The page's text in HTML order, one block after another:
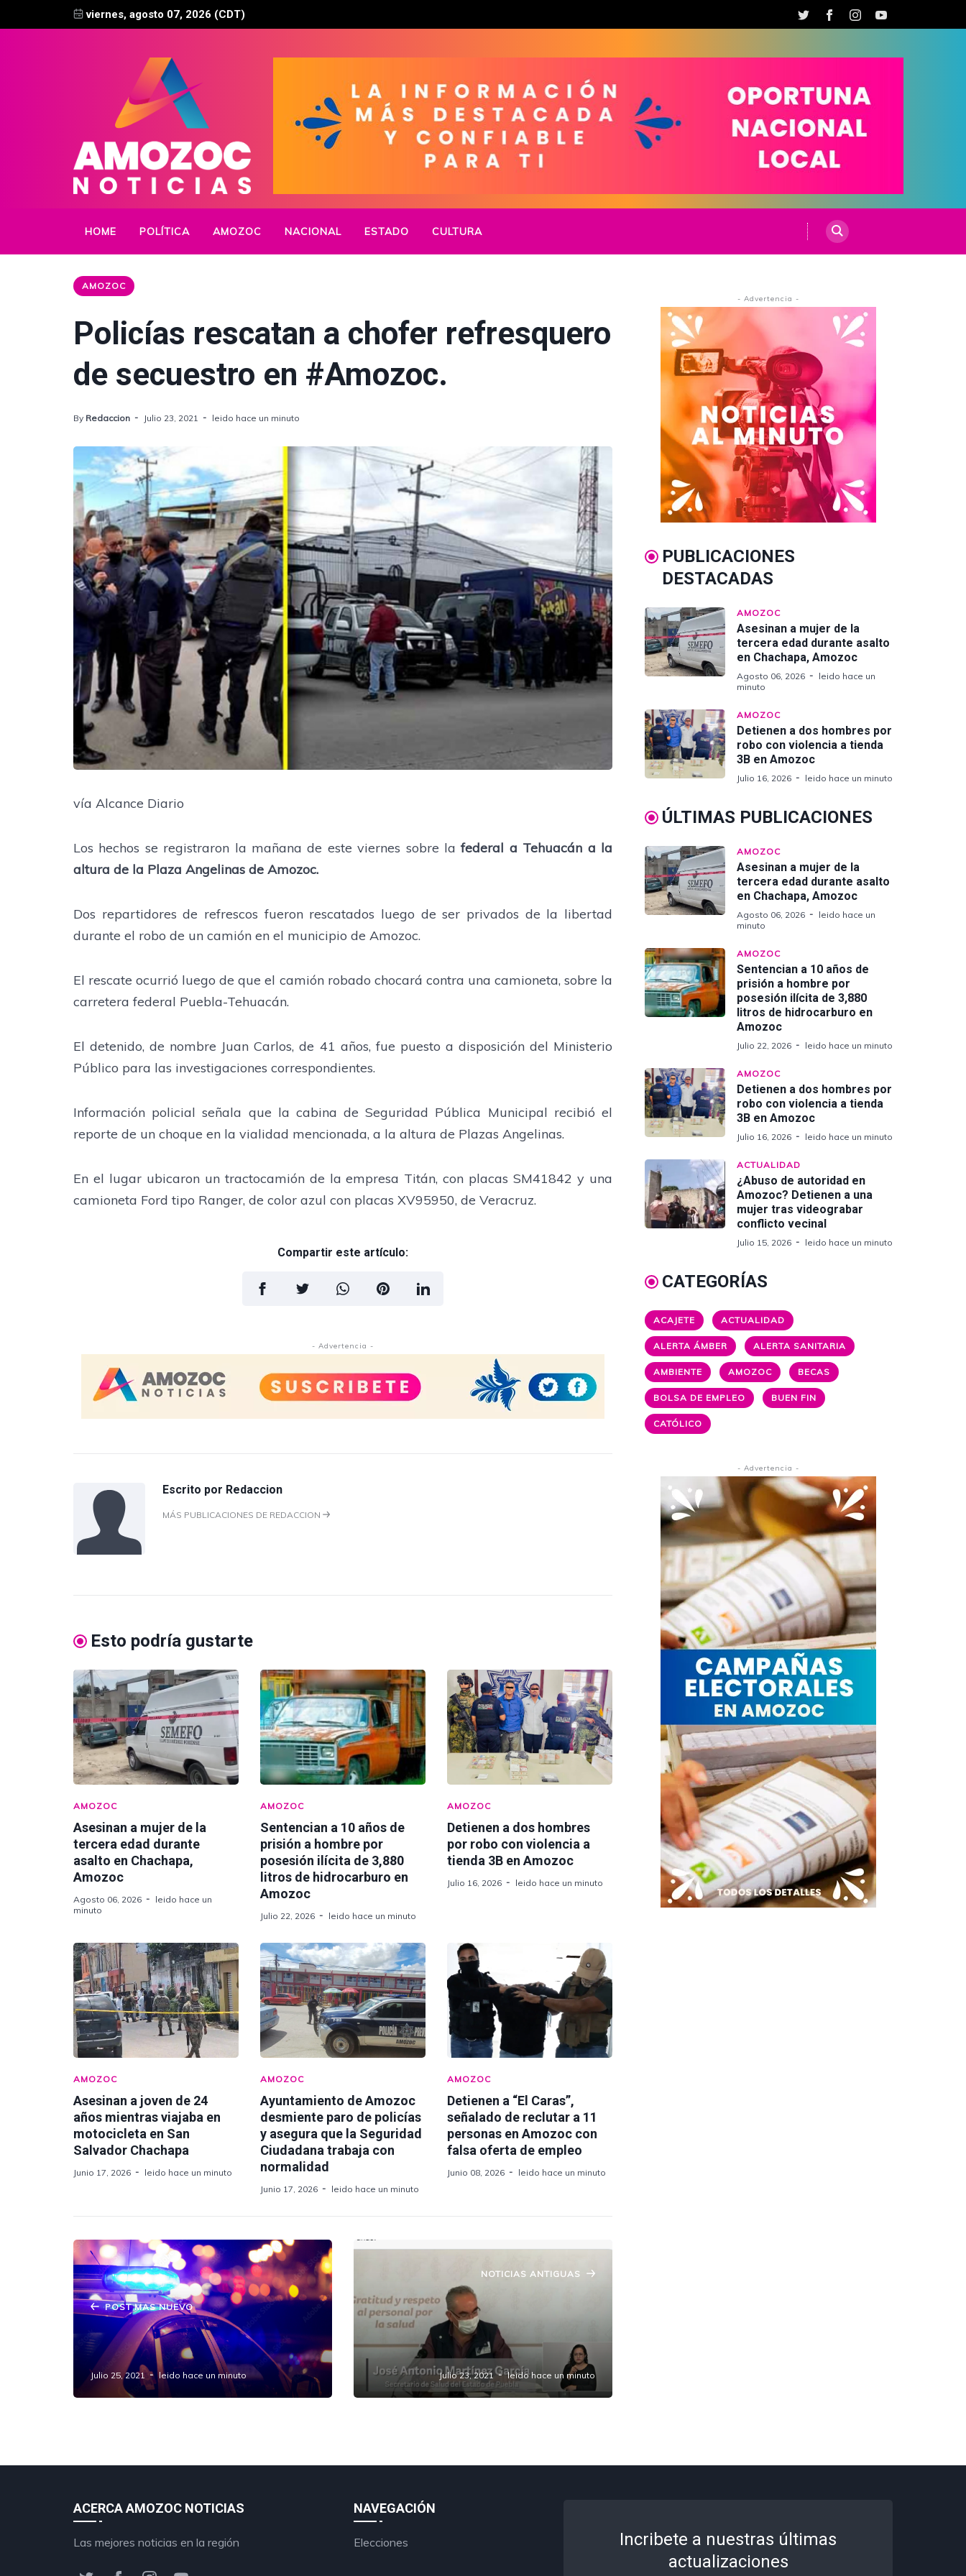
viernes, agosto 07, 2026 (CDT)
HOME POLÍTICA AMOZOC NACIONAL ESTADO CULTURA
AMOZOC
Policías rescatan a chofer refresquero
de secuestro en #Amozoc.
By Redaccion Julio 23, 2021 leido hace un minuto
vía Alcance Diario
Los hechos se registraron la mañana de este viernes sobre lafederal a Tehuacán a la
altura de la Plaza Angelinas de Amozoc.
Dos repartidores de refrescos fueron rescatados luego de ser privados de la libertad
durante el robo de un camión en el municipio de Amozoc.
El rescate ocurrió luego de que el camión robado chocará contra una camioneta, sobre la
carretera federal Puebla-Tehuacán.
El detenido, de nombre Juan Carlos, de 41 años, fue puesto a disposición del Ministerio
Público para las investigaciones correspondientes.
Información policial señala que la cabina de Seguridad Pública Municipal recibió el
reporte de un choque en la vialidad mencionada, a la altura de Plazas Angelinas.
En el lugar ubicaron un tractocamión de la empresa Titán, con placas SM41842 y una
camioneta Ford tipo Ranger, de color azul con placas XV95950, de Veracruz.
Compartir este artículo:
- Advertencia -
Escrito por Redaccion
MÁS PUBLICACIONES DE REDACCION
Esto podría gustarte
AMOZOC
Asesinan a mujer de la
tercera edad durante
asalto en Chachapa,
Amozoc
Agosto 06, 2026
leido hace un
minuto
AMOZOC
Sentencian a 10 años de
prisión a hombre por
posesión ilícita de 3,880
litros de hidrocarburo en
Amozoc
Julio 22, 2026 leido hace un minuto
AMOZOC
Detienen a dos hombres
por robo con violencia a
tienda 3B en Amozoc
Julio 16, 2026 leido hace un minuto
AMOZOC
Asesinan a joven de 24
años mientras viajaba en
motocicleta en San
Salvador Chachapa
Junio 17, 2026 leido hace un minuto
AMOZOC
Ayuntamiento de Amozoc
desmiente paro de policías
y asegura que la Seguridad
Ciudadana trabaja con
normalidad
Junio 17, 2026 leido hace un minuto
AMOZOC
Detienen a “El Caras”,
señalado de reclutar a 11
personas en Amozoc con
falsa oferta de empleo
Junio 08, 2026 leido hace un minuto
POST MAS NUEVO
Golpean a policía estatal en
#Amozoc.
Julio 25, 2021 leido hace un minuto
NOTICIAS ANTIGUAS
Vacunaran en #Amozoc, #Atlixco ,
#IzúcarDeMatamoros y zona
conurbada a personas de 30 a 39
años, la próxima semana.
Julio 23, 2021 leido hace un minuto
- Advertencia -
PUBLICACIONES
DESTACADAS
AMOZOC
Asesinan a mujer de la
tercera edad durante asalto
en Chachapa, Amozoc
Agosto 06, 2026
leido hace un
minuto
AMOZOC
Detienen a dos hombres por
robo con violencia a tienda
3B en Amozoc
Julio 16, 2026 leido hace un minuto
ÚLTIMAS PUBLICACIONES
AMOZOC
Asesinan a mujer de la
tercera edad durante asalto
en Chachapa, Amozoc
Agosto 06, 2026
leido hace un
minuto
AMOZOC
Sentencian a 10 años de
prisión a hombre por
posesión ilícita de 3,880
litros de hidrocarburo en
Amozoc
Julio 22, 2026 leido hace un minuto
AMOZOC
Detienen a dos hombres por
robo con violencia a tienda
3B en Amozoc
Julio 16, 2026 leido hace un minuto
ACTUALIDAD
¿Abuso de autoridad en
Amozoc? Detienen a una
mujer tras videograbar
conflicto vecinal
Julio 15, 2026 leido hace un minuto
CATEGORÍAS
ACAJETE ACTUALIDAD
ALERTA ÁMBER ALERTA SANITARIA
AMBIENTE AMOZOC BECAS
BOLSA DE EMPLEO BUEN FIN
CATÓLICO
- Advertencia -
ACERCA AMOZOC NOTICIAS
Las mejores noticias en la región
NAVEGACIÓN
Elecciones
Incribete a nuestras últimas
actualizaciones